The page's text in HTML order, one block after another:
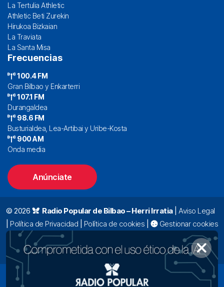
La Tertulia Athletic
Athletic Beti Zurekin
Hirukoa Bizkaian
La Traviata
La Santa Misa
Frecuencias
100.4 FM
Gran Bilbao y Enkarterri
107.1 FM
Durangaldea
98.6 FM
Busturialdea, Lea-Artibai y Uribe-Kosta
900 AM
Onda media
Anúnciate
© 2026 Radio Popular de Bilbao – Herri Irratia| Aviso Legal
Política de Privacidad Política de cookies
Gestionar cookies
Alda. Mazarredo, 47 – 7º 48009 Bilbao |
94 423 92 00|
oyentes@radiopopular.com